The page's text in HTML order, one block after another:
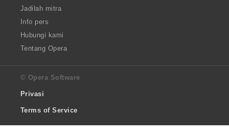
Jadilah mitra
Info pers
Hubungi kami
Tentang Opera
© Opera Software
Privasi
Terms of Service